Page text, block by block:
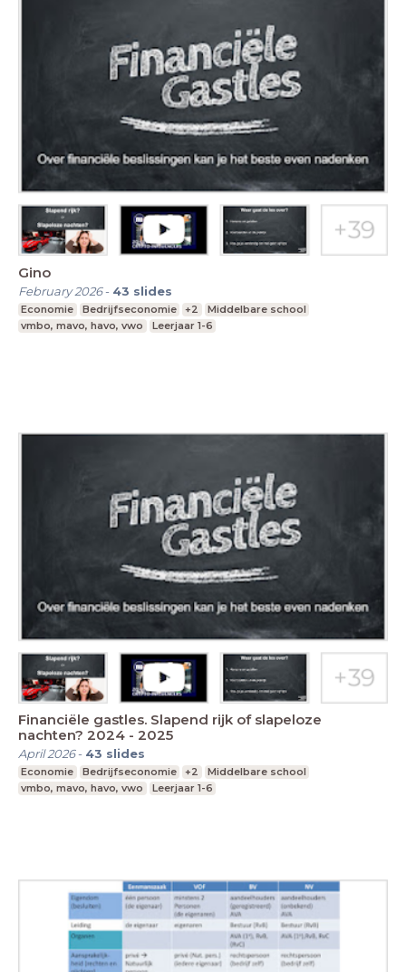
Gino
February 2026- 43 slides
Economie Bedrijfseconomie +2
Middelbare school
vmbo, mavo, havo, vwo
Leerjaar 1-6
Financiële gastles. Slapend rijk of slapeloze
nachten? 2024 - 2025
April 2026- 43 slides
Economie Bedrijfseconomie +2
Middelbare school
vmbo, mavo, havo, vwo
Leerjaar 1-6